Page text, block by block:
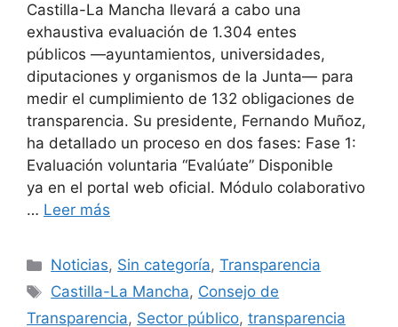
Castilla-La Mancha llevará a cabo una
exhaustiva evaluación de 1.304 entes
públicos —ayuntamientos, universidades,
diputaciones y organismos de la Junta— para
medir el cumplimiento de 132 obligaciones de
transparencia. Su presidente, Fernando Muñoz,
ha detallado un proceso en dos fases: Fase 1:
Evaluación voluntaria “Evalúate” Disponible
ya en el portal web oficial. Módulo colaborativo
… Leer más
Noticias, Sin categoría,Transparencia
Castilla-La Mancha, Consejo de
Transparencia, Sector público, transparencia